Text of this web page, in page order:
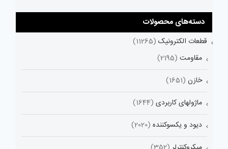
دسته‌های محصولات
قطعات الکترونیک (11265)
مقاومت (2195)
خازن (1651)
ماژولهای کاربردی (1644)
دیود و یکسوکننده (2020)